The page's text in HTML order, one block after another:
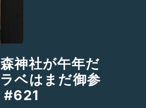
神社が午年だ
ベはまだ御参
#621